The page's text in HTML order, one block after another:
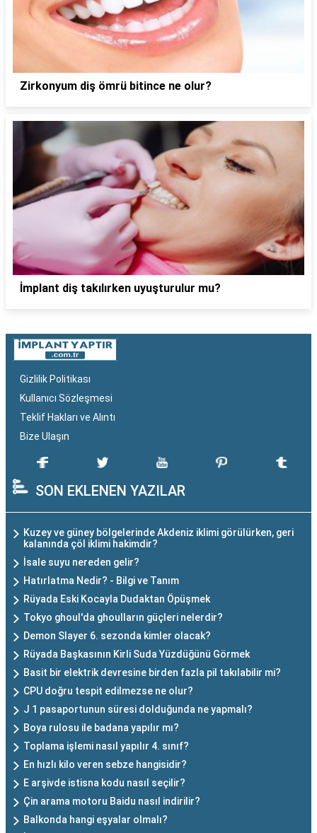
Zirkonyum diş ömrü bitince ne olur?
İmplant diş takılırken uyuşturulur mu?
Gizlilik Politikası
Kullanıcı Sözleşmesi
Teklif Hakları ve Alıntı
Bize Ulaşın
SON EKLENEN YAZILAR
Kuzey ve güney bölgelerinde Akdeniz iklimi görülürken, geri
kalanında çöl iklimi hakimdir?
İsale suyu nereden gelir?
Hatırlatma Nedir? - Bilgi ve Tanım
Rüyada Eski Kocayla Dudaktan Öpüşmek
Tokyo ghoul'da ghoulların güçleri nelerdir?
Demon Slayer 6. sezonda kimler olacak?
Rüyada Başkasının Kirli Suda Yüzdüğünü Görmek
Basit bir elektrik devresine birden fazla pil takılabilir mi?
CPU doğru tespit edilmezse ne olur?
J 1 pasaportunun süresi dolduğunda ne yapmalı?
Boya rulosu ile badana yapılır mı?
Toplama işlemi nasıl yapılır 4. sınıf?
En hızlı kilo veren sebze hangisidir?
E arşivde istisna kodu nasıl seçilir?
Çin arama motoru Baidu nasıl indirilir?
Balkonda hangi eşyalar olmalı?